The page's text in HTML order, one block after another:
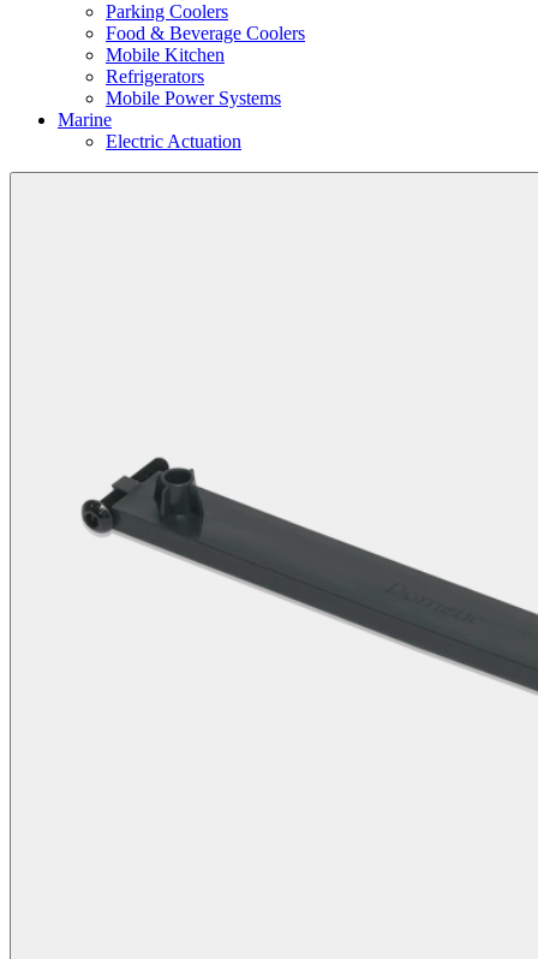
Parking Coolers
Food & Beverage Coolers
Mobile Kitchen
Refrigerators
Mobile Power Systems
Marine
Electric Actuation